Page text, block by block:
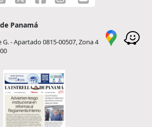
Panamá
- Apartado 0815-00507, Zona 4